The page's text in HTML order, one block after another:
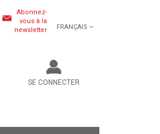
Abonnez-
vous à la
newsletter
FRANÇAIS
SE CONNECTER